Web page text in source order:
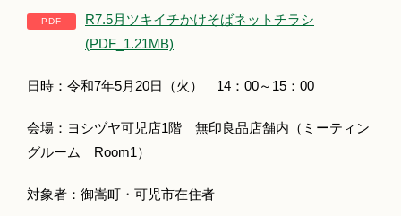
R7.5月ツキイチかけそばネットチラシ
(PDF_1.21MB)
日時：令和7年5月20日（火） 14：00～15：00
会場：ヨシヅヤ可児店1階 無印良品店舗内（ミーティン
グルーム Room1）
対象者：御嵩町・可児市在住者